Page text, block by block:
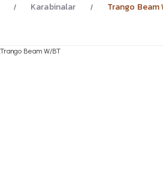
Karabinalar Trango Beam